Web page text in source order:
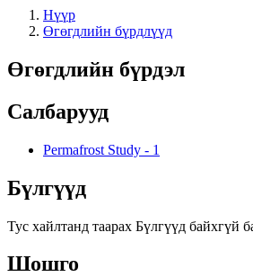
Нүүр
Өгөгдлийн бүрдлүүд
Өгөгдлийн бүрдэл
Салбарууд
Permafrost Study - 1
Бүлгүүд
Тус хайлтанд таарах Бүлгүүд байхгүй
Шошго